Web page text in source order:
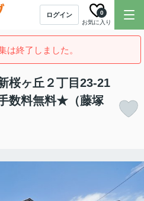
ログイン
お気に入り
0
は終了しました。
桜ヶ丘２丁目23-21
数料無料★（藤塚